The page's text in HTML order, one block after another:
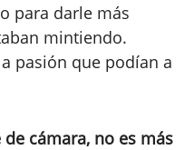
para darle más
mintiendo.
pasión que podían a
cámara, no es más